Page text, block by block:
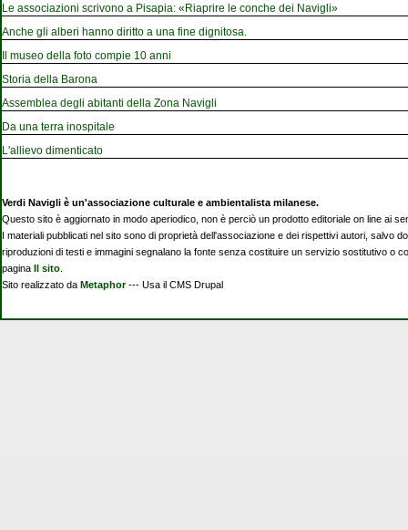
Le associazioni scrivono a Pisapia: «Riaprire le conche dei Navigli»
Anche gli alberi hanno diritto a una fine dignitosa.
Il museo della foto compie 10 anni
Storia della Barona
Assemblea degli abitanti della Zona Navigli
Da una terra inospitale
L'allievo dimenticato
Verdi Navigli è un'associazione culturale e ambientalista milanese.
Questo sito è aggiornato in modo aperiodico, non è perciò un prodotto editoriale on line ai
I materiali pubblicati nel sito sono di proprietà dell'associazione e dei rispettivi autori, salvo
riproduzioni di testi e immagini segnalano la fonte senza costituire un servizio sostitutivo o
pagina Il sito
Sito realizzato da Metaphor--- Usa il CMS Drupal